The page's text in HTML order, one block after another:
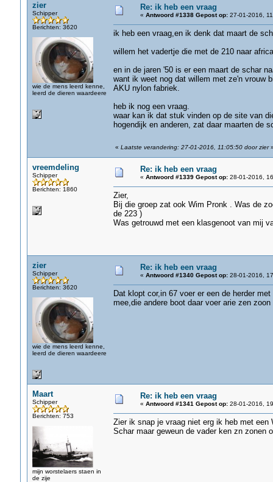
zier
Schipper
Berichten: 3620
wie de mens leerd kenne,
leerd de dieren waardeere
Re: ik heb een vraag
« Antwoord #1338 Gepost op:27-01-2016,
ik heb een vraag,en ik denk dat maart de
willem het vadertje die met de 210 naar
en in de jaren '50 is er een maart de schar
want ik weet nog dat willem met ze'n vrouw
AKU nylon fabriek.
heb ik nog een vraag.
waar kan ik dat stuk vinden op de site van
hogendijk en anderen, zat daar maarten de
« Laatste verandering: 27-01-2016, 11:05:50 door zier
vreemdeling
Schipper
Berichten: 1860
Re: ik heb een vraag
« Antwoord #1339 Gepost op:28-01-2016,
Zier,
Bij die groep zat ook Wim Pronk . Was de
de 223 )
Was getrouwd met een klasgenoot van mij
zier
Schipper
Berichten: 3620
wie de mens leerd kenne,
leerd de dieren waardeere
Re: ik heb een vraag
« Antwoord #1340 Gepost op:28-01-2016,
Dat klopt cor,in 67 voer er een de herder
mee,die andere boot daar voer arie zen zoon
Maart
Schipper
Berichten: 753
mijn worstelaers staen in
de zije
Re: ik heb een vraag
« Antwoord #1341 Gepost op:28-01-2016,
Zier ik snap je vraag niet erg ik heb met
Schar maar geweun de vader ken zn zonen